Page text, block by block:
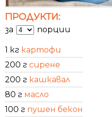
ПРОДУКТИ:
за порции
1 кг картофи
200 г сирене
200 г кашкавал
80 г масло
100 г пушен бекон